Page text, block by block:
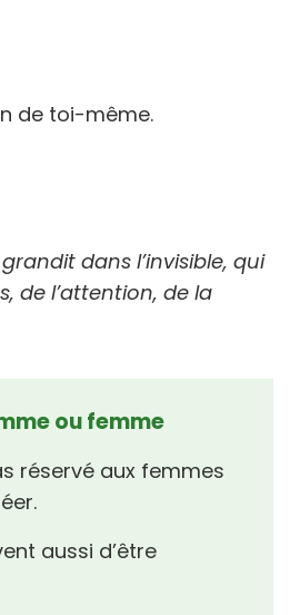
de toi-même.
dans l’invisible, qui
de l’attention, de la
ou femme
réservé aux femmes
aussi d’être